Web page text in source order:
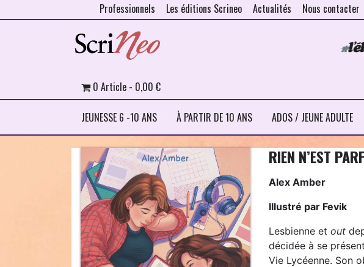
Professionnels Les éditions Scrineo Actualités Nous contacter
JEUNESSE 6 -10 ANS À PARTIR DE 10 ANS ADOS / JEUNE ADULTE
0 Article 0,00 €
RIEN N’EST
Alex Amber
Illustré par Fevik
Lesbienne etout
décidée à se
Vie Lycéenne. Son